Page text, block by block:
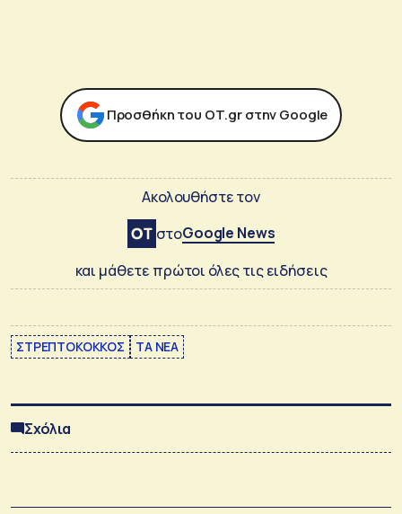
Προσθήκη του ΟΤ.gr στην Google
Ακολουθήστε τον
στοGoogle News
και μάθετε πρώτοι όλες τις ειδήσεις
ΣΤΡΕΠΤΟΚΟΚΚΟΣ ΤΑ ΝΕΑ
Σχόλια